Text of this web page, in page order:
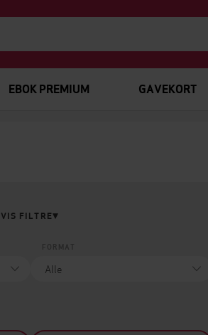
EBOK PREMIUM GAVEKORT
VIS FILTRE